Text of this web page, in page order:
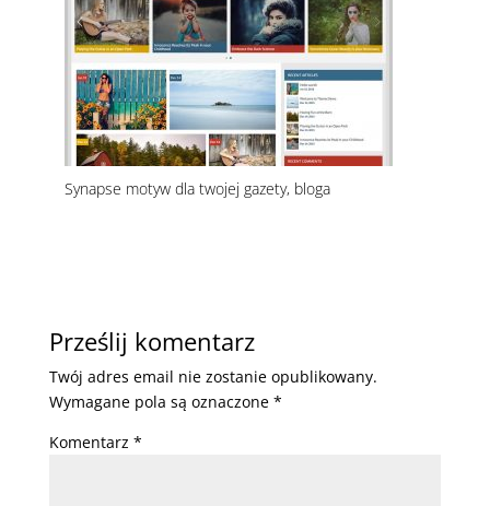
Synapse motyw dla twojej gazety, bloga
Prześlij komentarz
Twój adres email nie zostanie opublikowany.
Wymagane pola są oznaczone *
Komentarz *